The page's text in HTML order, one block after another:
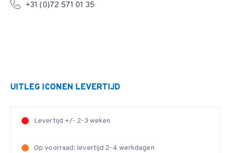
+31 (0)72 571 01 35
UITLEG ICONEN LEVERTIJD
Levertijd +/- 2-3 weken
Op voorraad: levertijd 2-4 werkdagen